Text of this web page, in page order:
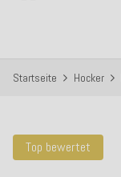
Startseite Hocker
Top bewertet